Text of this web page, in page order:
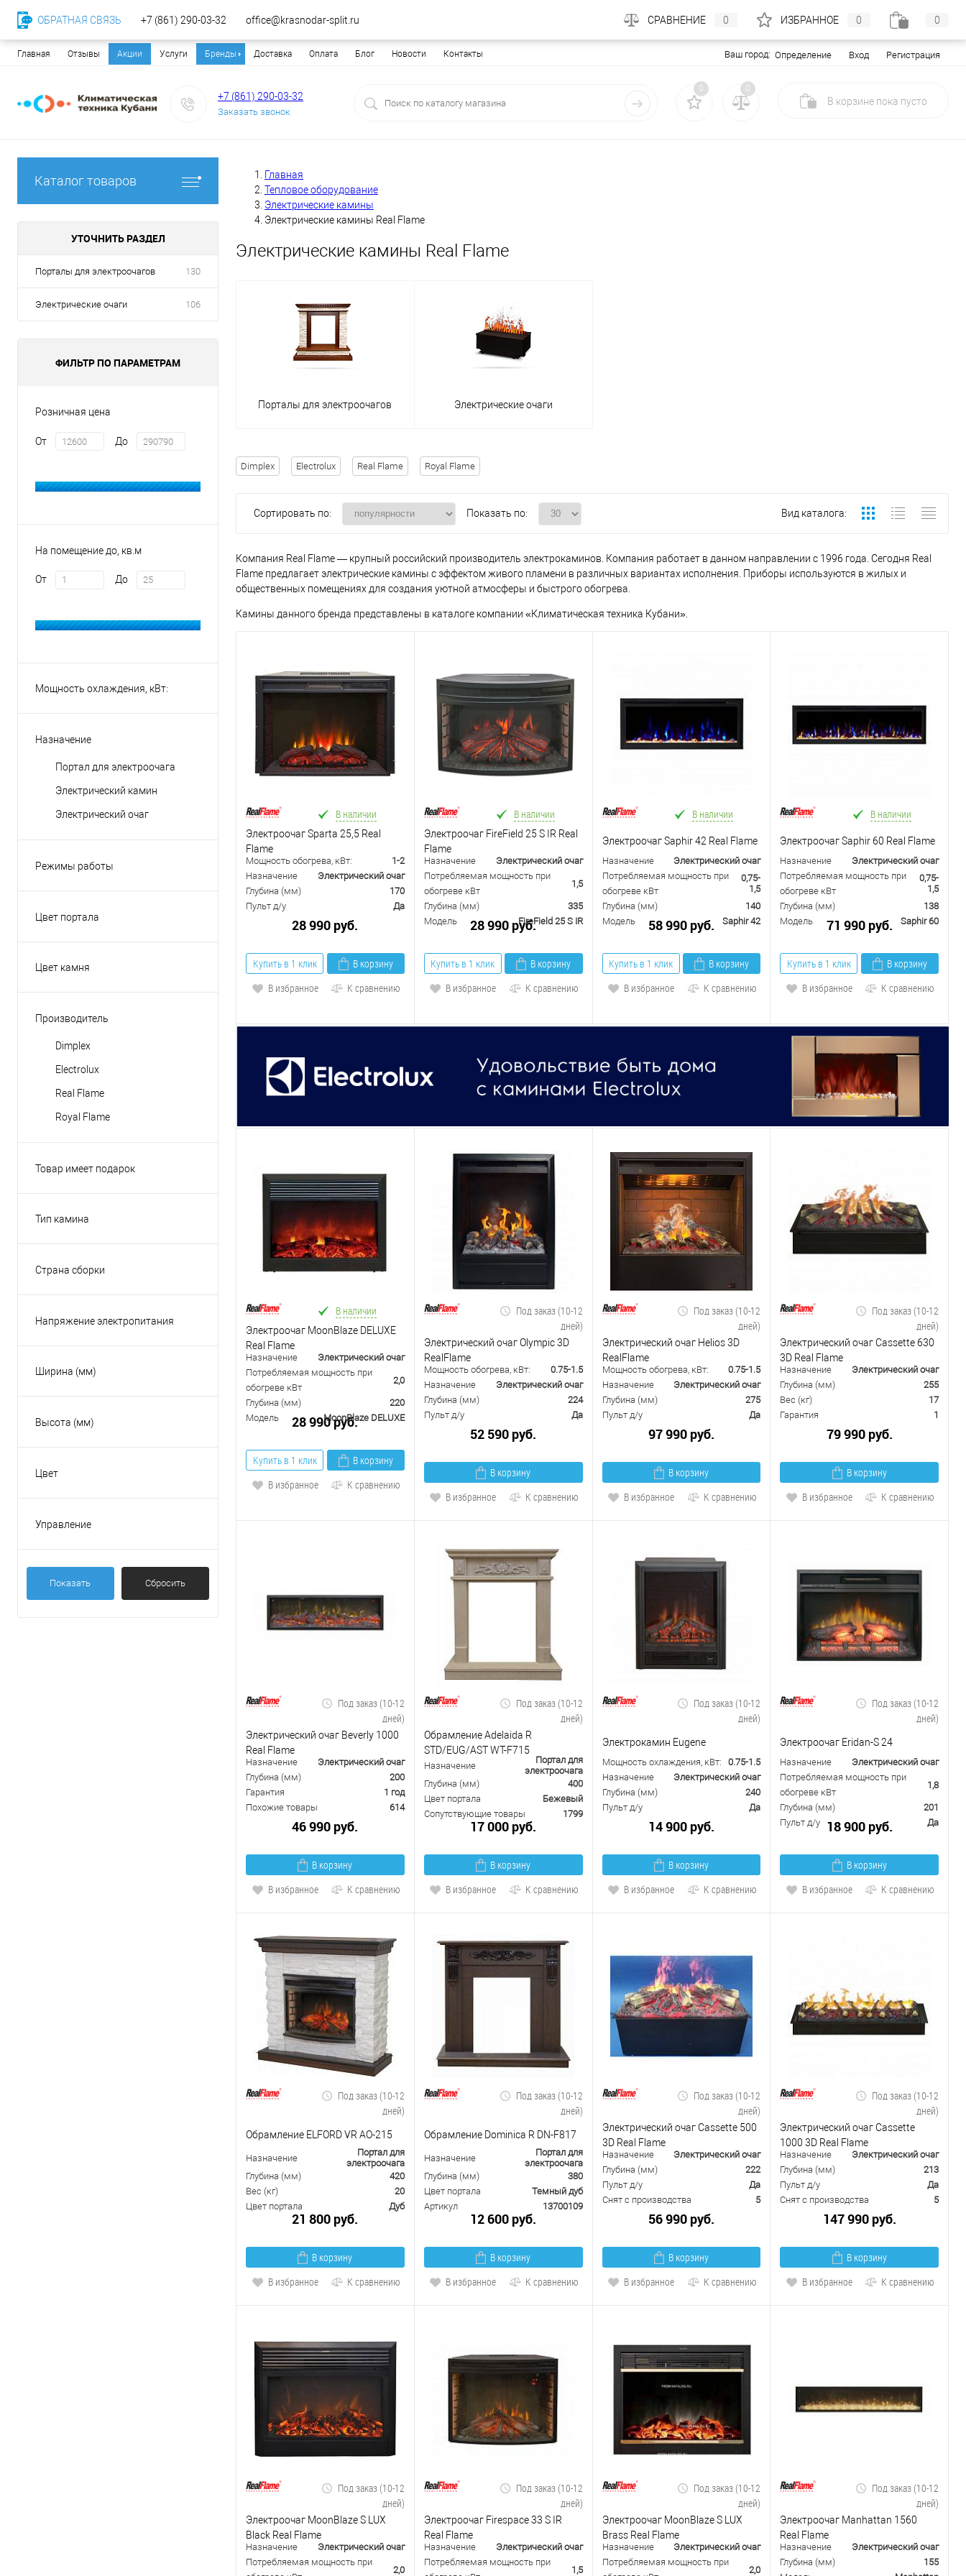
Главная Отзывы Акции Услуги Бренды Доставка Оплата Блог Новости Контакты Ваш город: Определение Вход Регистрация
+7 (861) 290-03-32
Заказать звонок
0 0
В корзине пока пусто
Каталог товаров
УТОЧНИТЬ РАЗДЕЛ
Порталы для электроочагов 130
Электрические очаги 106
ФИЛЬТР ПО ПАРАМЕТРАМ
Розничная цена
От До
На помещение до, кв.м
От До
Мощность охлаждения, кВт:
Назначение
Портал для электроочага
Электрический камин
Электрический очаг
Режимы работы
Цвет портала
Дуб
Показать ещё 3
Цвет камня
Сланец белый
Сланец бурый
Показать ещё 1
Производитель
Dimplex
Electrolux
Real Flame
Royal Flame
Товар имеет подарок
Тип камина
Страна сборки
Напряжение электропитания
Ширина (мм)
Высота (мм)
Цвет
Управление
Пульт ДУ
Показать Сбросить
Главная
Тепловое оборудование
Электрические камины
Электрические камины Real Flame
Электрические камины Real Flame
Порталы для электроочагов Электрические очаги
Dimplex Electrolux Real Flame Royal Flame
Сортировать по: Показать по: Вид каталога:
Компания Real Flame — крупный российский производитель электрокаминов. Компания работает в данном направлении с 1996 года. Сегодня Real
Flame предлагает электрические камины с эффектом живого пламени в различных вариантах исполнения. Приборы используются в жилых и
общественных помещениях для создания уютной атмосферы и быстрого обогрева.
Камины данного бренда представлены в каталоге компании «Климатическая техника Кубани».
В наличии
Электроочаг Sparta 25,5 Real
Flame
Мощность обогрева, кВт:
1-2
Назначение
Электрический очаг
Глубина (мм)
170
Пульт д/у
Да
28 990 руб.
Купить в 1 клик
В корзину
В избранное
К сравнению
В наличии
Электроочаг FireField 25 S IR Real
Flame
Назначение
Электрический очаг
Потребляемая мощность при
обогреве кВт
1,5
Глубина (мм)
335
Модель
FireField 25 S IR
28 990 руб.
Купить в 1 клик
В корзину
В избранное
К сравнению
В наличии
Электроочаг Saphir 42 Real Flame
Назначение
Электрический очаг
Потребляемая мощность при
обогреве кВт
0,75-
1,5
Глубина (мм)
140
Модель
Saphir 42
58 990 руб.
Купить в 1 клик
В корзину
В избранное
К сравнению
В наличии
Электроочаг Saphir 60 Real Flame
Назначение
Электрический очаг
Потребляемая мощность при
обогреве кВт
0,75-
1,5
Глубина (мм)
138
Модель
Saphir 60
71 990 руб.
Купить в 1 клик
В корзину
В избранное
К сравнению
В наличии
Электроочаг MoonBlaze DELUXE
Real Flame
Назначение
Электрический очаг
Потребляемая мощность при
обогреве кВт
2,0
Глубина (мм)
220
Модель
MoonBlaze DELUXE
28 990 руб.
Купить в 1 клик
В корзину
В избранное
К сравнению
Под заказ (10-12
дней)
Электрический очаг Olympic 3D
RealFlame
Мощность обогрева, кВт:
0.75-1.5
Назначение
Электрический очаг
Глубина (мм)
224
Пульт д/у
Да
52 590 руб.
В корзину
В избранное
К сравнению
Под заказ (10-12
дней)
Электрический очаг Helios 3D
RealFlame
Мощность обогрева, кВт:
0.75-1.5
Назначение
Электрический очаг
Глубина (мм)
275
Пульт д/у
Да
97 990 руб.
В корзину
В избранное
К сравнению
Под заказ (10-12
дней)
Электрический очаг Cassette 630
3D Real Flame
Назначение
Электрический очаг
Глубина (мм)
255
Вес (кг)
17
Гарантия
1
79 990 руб.
В корзину
В избранное
К сравнению
Под заказ (10-12
дней)
Электрический очаг Beverly 1000
Real Flame
Назначение
Электрический очаг
Глубина (мм)
200
Гарантия
1 год
Похожие товары
614
46 990 руб.
В корзину
В избранное
К сравнению
Под заказ (10-12
дней)
Обрамление Adelaida R
STD/EUG/AST WT-F715
Назначение
Портал для
электроочага
Глубина (мм)
400
Цвет портала
Бежевый
Сопутствующие товары
1799
17 000 руб.
В корзину
В избранное
К сравнению
Под заказ (10-12
дней)
Электрокамин Eugene
Мощность охлаждения, кВт:
0.75-1.5
Назначение
Электрический очаг
Глубина (мм)
240
Пульт д/у
Да
14 900 руб.
В корзину
В избранное
К сравнению
Под заказ (10-12
дней)
Электроочаг Eridan-S 24
Назначение
Электрический очаг
Потребляемая мощность при
обогреве кВт
1,8
Глубина (мм)
201
Пульт д/у
Да
18 900 руб.
В корзину
В избранное
К сравнению
Под заказ (10-12
дней)
Обрамление ELFORD VR AO-215
Назначение
Портал для
электроочага
Глубина (мм)
420
Вес (кг)
20
Цвет портала
Дуб
21 800 руб.
В корзину
В избранное
К сравнению
Под заказ (10-12
дней)
Обрамление Dominica R DN-F817
Назначение
Портал для
электроочага
Глубина (мм)
380
Цвет портала
Темный дуб
Артикул
13700109
12 600 руб.
В корзину
В избранное
К сравнению
Под заказ (10-12
дней)
Электрический очаг Cassette 500
3D Real Flame
Назначение
Электрический очаг
Глубина (мм)
222
Пульт д/у
Да
Снят с производства
5
56 990 руб.
В корзину
В избранное
К сравнению
Под заказ (10-12
дней)
Электрический очаг Cassette
1000 3D Real Flame
Назначение
Электрический очаг
Глубина (мм)
213
Пульт д/у
Да
Снят с производства
5
147 990 руб.
В корзину
В избранное
К сравнению
Под заказ (10-12
дней)
Электроочаг MoonBlaze S LUX
Black Real Flame
Назначение
Электрический очаг
Потребляемая мощность при
2,0
Под заказ (10-12
дней)
Электроочаг Firespace 33 S IR
Real Flame
Назначение
Электрический очаг
Потребляемая мощность при
1,5
Под заказ (10-12
дней)
Электроочаг MoonBlaze S LUX
Brass Real Flame
Назначение
Электрический очаг
Потребляемая мощность при
2,0
Под заказ (10-12
дней)
Электроочаг Manhattan 1560
Real Flame
Назначение
Электрический очаг
Глубина (мм)
155
ОБРАТНАЯ СВЯЗЬ +7 (861) 290-03-32 office@krasnodar-split.ru СРАВНЕНИЕ 0 ИЗБРАННОЕ 0 0